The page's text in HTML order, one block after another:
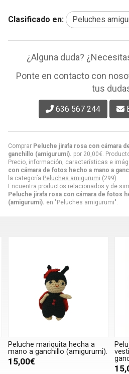
Comprar Peluche jirafa rosa con cámara
ganchillo (amigurumi). por 20,00€ .
Precio, información, características e
con cámara de fotos hecho a mano a
la categoría Peluches amigurumi (299).
Encuentra productos relacionados y de
Peluche jirafa rosa con cámara de fotos
(amigurumi). en "Peluches amigurumi".
Clasificado en: Peluches
¿Alguna duda?
Ponte en contacto con
tus
636 567 244
Peluche mariquita hecha a
mano a ganchillo (amigurumi).
15,00€